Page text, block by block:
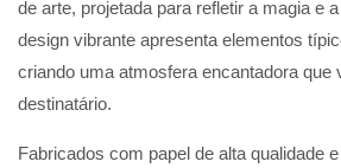
de arte, projetada para refletir a magia e
design vibrante apresenta elementos
criando uma atmosfera encantadora que
destinatário.
Fabricados com papel de alta qualidade